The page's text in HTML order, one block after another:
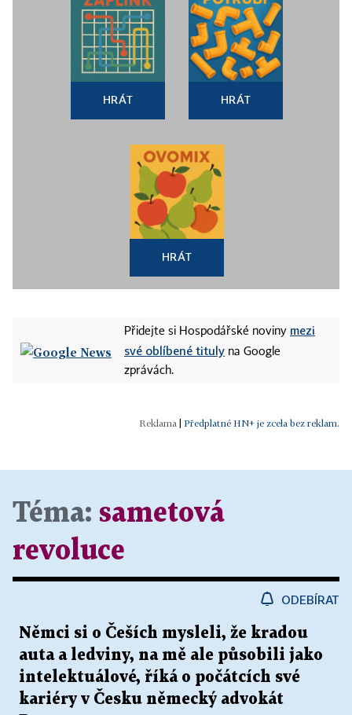
HRÁT HRÁT
HRÁT
Přidejte si Hospodářské noviny mezi
své oblíbené tituly na Google
zprávách.
Předplatné HN+ je zcela bez reklam.
Téma: sametová
revoluce
ODEBÍRAT
Němci si o Češích mysleli, že kradou
auta a ledviny, na mě ale působili jako
intelektuálové, říká o počátcích své
kariéry v Česku německý advokát